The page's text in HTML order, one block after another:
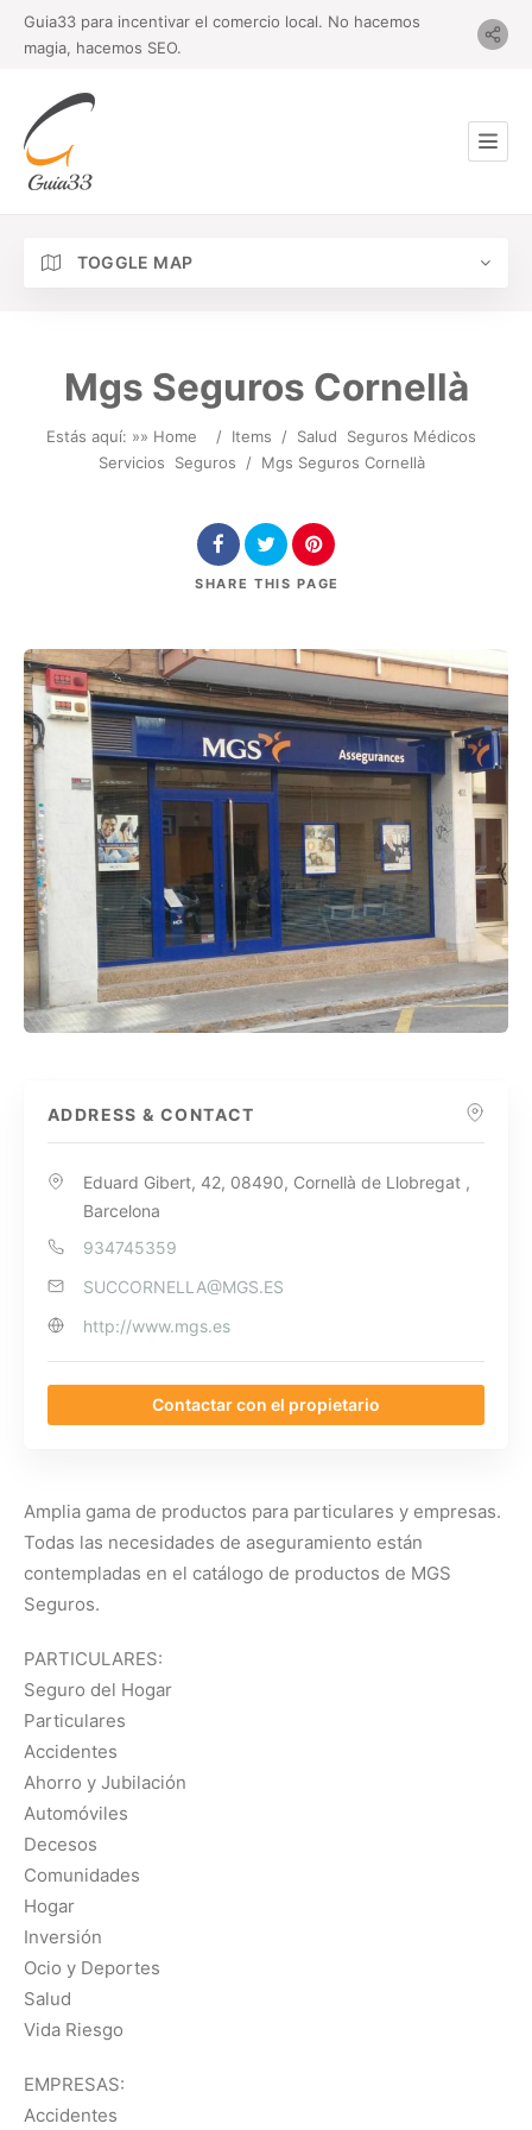
Guia33 para incentivar el comercio local. No hacemos
magia, hacemos SEO.
TOGGLE MAP
Mgs Seguros Cornellà
Estás aquí: »» Home / Items / Salud
Seguros Médicos
Servicios
Seguros / Mgs Seguros Cornellà
SHARE THIS PAGE
ADDRESS & CONTACT
Eduard Gibert, 42, 08490, Cornellà de Llobregat ,
Barcelona
934745359
SUCCORNELLA@MGS.ES
http://www.mgs.es
Contactar con el propietario
Amplia gama de productos para particulares y empresas.
Todas las necesidades de aseguramiento están
contempladas en el catálogo de productos de MGS
Seguros.
PARTICULARES:
Seguro del Hogar
Particulares
Accidentes
Ahorro y Jubilación
Automóviles
Decesos
Comunidades
Hogar
Inversión
Ocio y Deportes
Salud
Vida Riesgo
EMPRESAS:
Accidentes